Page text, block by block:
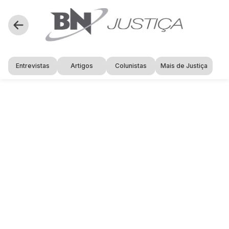
Entrevistas Artigos Colunistas Mais de Justiça